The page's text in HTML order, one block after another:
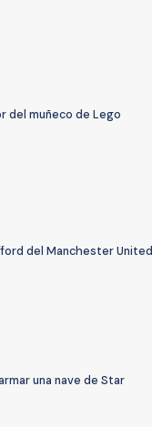
del muñeco de Lego
del Manchester United
una nave de Star